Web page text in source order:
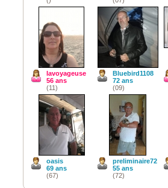
lavoyageuse
56 ans
(11)
Bluebird1108
72 ans
(09)
oasis
69 ans
(67)
preliminaire72
55 ans
(72)